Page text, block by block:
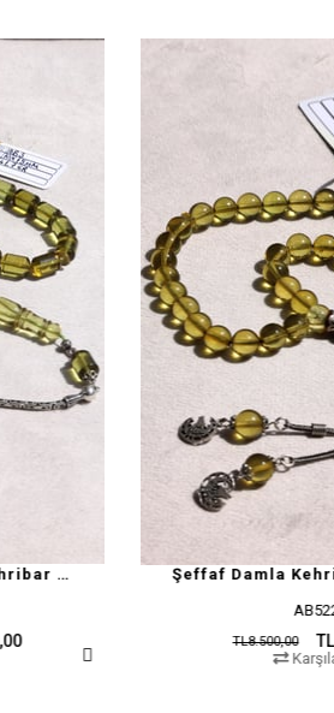
Damla Kehribar Tesbih
Karşılaştır